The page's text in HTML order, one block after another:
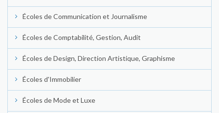
Écoles de Communication et Journalisme
Écoles de Comptabilité, Gestion, Audit
Écoles de Design, Direction Artistique, Graphisme
Écoles d'Immobilier
Écoles de Mode et Luxe